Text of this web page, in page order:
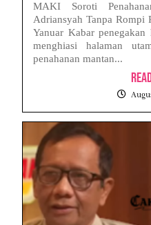
MAKI Soroti
Adriansyah Tanpa Rompi
Yanuar Kabar
menghiasi halaman
penahanan mantan...